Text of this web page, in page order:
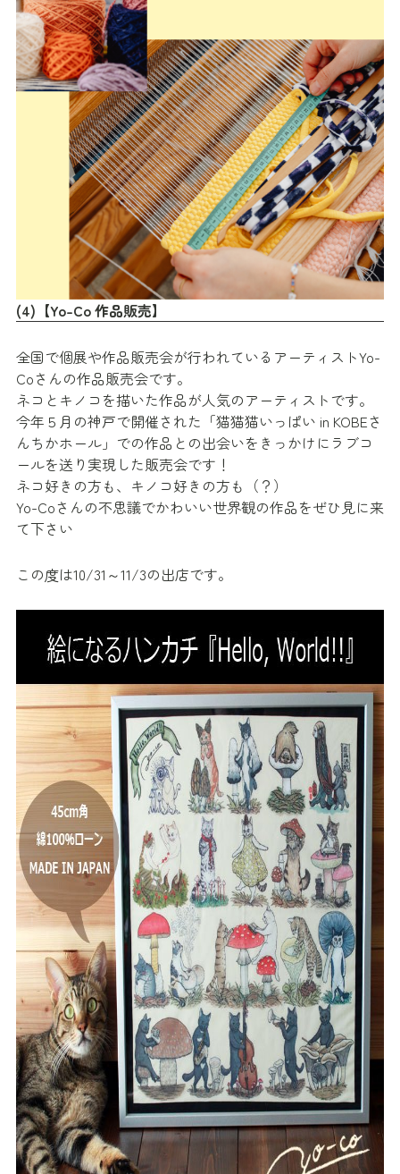
(4)【Yo-Co 作品販売】
全国で個展や作品販売会が行われているアーティストYo-
Coさんの作品販売会です。
ネコとキノコを描いた作品が人気のアーティストです。
今年５月の神戸で開催された「猫猫猫いっぱい in KOBEさ
んちかホール」での作品との出会いをきっかけにラブコ
ールを送り実現した販売会です！
ネコ好きの方も、キノコ好きの方も（？）
Yo-Coさんの不思議でかわいい世界観の作品をぜひ見に来
て下さい
この度は10/31～11/3の出店です。